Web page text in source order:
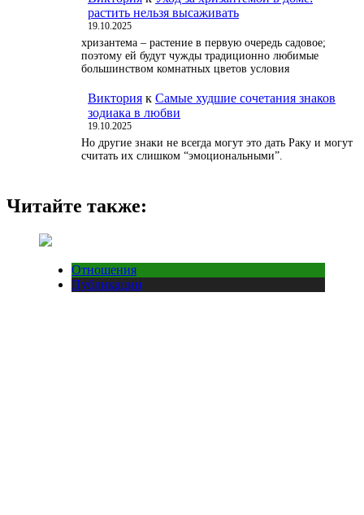
растить нельзя высаживать
19.10.2025
хризантема – растение в первую очередь садовое;
поэтому ей будут чужды традиционно любимые
большинством комнатных цветов условия
Виктория к Самые худшие сочетания знаков
зодиака в любви
19.10.2025
Но другие знаки не всегда могут это дать Раку и могут
считать их слишком “эмоциональными”.
Читайте также:
Отношения
Публикации